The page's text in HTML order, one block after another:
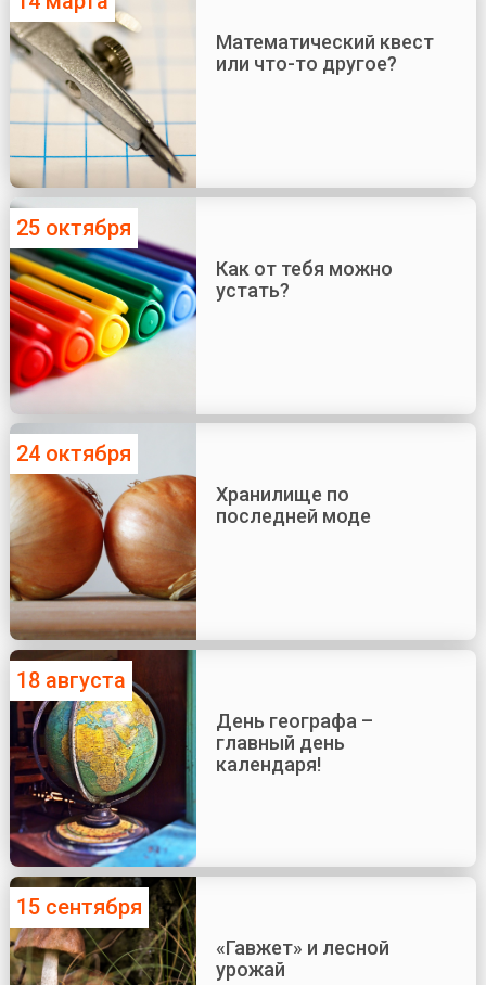
Математический квест
или что-то другое?
25 октября
Как от тебя можно
устать?
24 октября
Хранилище по
последней моде
18 августа
День географа –
главный день
календаря!
15 сентября
«Гавжет» и лесной
урожай